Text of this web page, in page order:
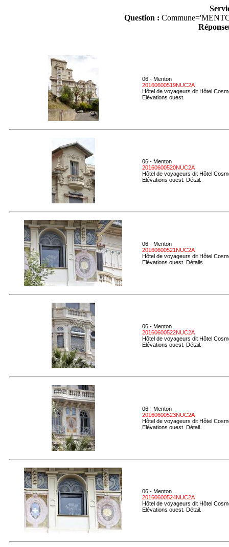
Question :
06 - Menton
20160600519NUC2A
Hôtel de voyageurs dit Hôtel
Elévations ouest.
06 - Menton
20160600520NUC2A
Hôtel de voyageurs dit Hôtel
Elévations ouest. Détail.
06 - Menton
20160600521NUC2A
Hôtel de voyageurs dit Hôtel
Elévations ouest. Détails.
06 - Menton
20160600522NUC2A
Hôtel de voyageurs dit Hôtel
Elévations ouest. Détail.
06 - Menton
20160600523NUC2A
Hôtel de voyageurs dit Hôtel
Elévations ouest. Détail.
06 - Menton
20160600524NUC2A
Hôtel de voyageurs dit Hôtel
Elévations ouest. Détail.